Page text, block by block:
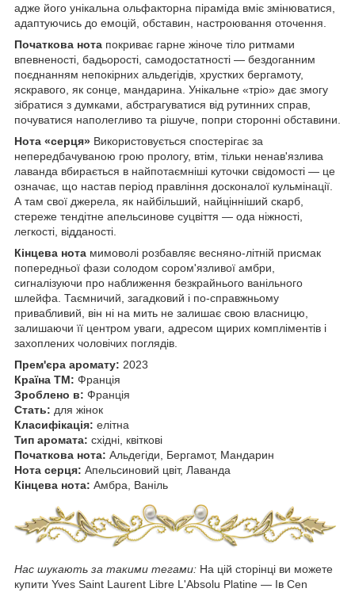
адже його унікальна ольфакторна піраміда вміє змінюватися,
адаптуючись до емоцій, обставин, настроювання оточення.
Початкова нота покриває гарне жіноче тіло ритмами
впевненості, бадьорості, самодостатності — бездоганним
поєднанням непокірних альдегідів, хрустких бергамоту,
яскравого, як сонце, мандарина. Унікальне «тріо» дає змогу
зібратися з думками, абстрагуватися від рутинних справ,
почуватися наполегливо та рішуче, попри сторонні обставини.
Нота «серця» Використовується спостерігає за
непередбачуваною грою прологу, втім, тільки ненав'язлива
лаванда вбирається в найпотаємніші куточки свідомості — це
означає, що настав період правління досконалої кульмінації.
А там свої джерела, як найбільший, найцінніший скарб,
стереже тендітне апельсинове суцвіття — ода ніжності,
легкості, відданості.
Кінцева нота мимоволі розбавляє весняно-літній присмак
попередньої фази солодом сором'язливої амбри,
сигналізуючи про наближення безкрайнього ванільного
шлейфа. Таємничий, загадковий і по-справжньому
привабливий, він ні на мить не залишає свою власницю,
залишаючи її центром уваги, адресом щирих компліментів і
захоплених чоловічих поглядів.
Прем'єра аромату: 2023
Країна ТМ: Франція
Зроблено в: Франція
Стать: для жінок
Класифікація: елітна
Тип аромата: східні, квіткові
Початкова нота: Альдегіди, Бергамот, Мандарин
Нота серця: Апельсиновий цвіт, Лаванда
Кінцева нота: Амбра, Ваніль
Нас шукають за такими тегами: На цій сторінці ви можете
купити Yves Saint Laurent Libre L'Absolu Platine ― Ів Cen